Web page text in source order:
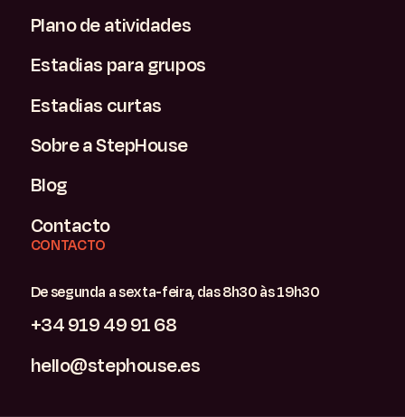
Plano de atividades
Estadias para grupos
Estadias curtas
Sobre a StepHouse
Blog
Contacto
CONTACTO
De segunda a sexta-feira, das 8h30 às 19h30
+34 919 49 91 68
hello@stephouse.es